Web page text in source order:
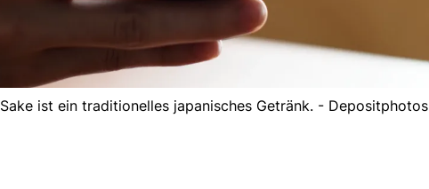
Sake ist ein traditionelles japanisches Getränk. - Depositphotos